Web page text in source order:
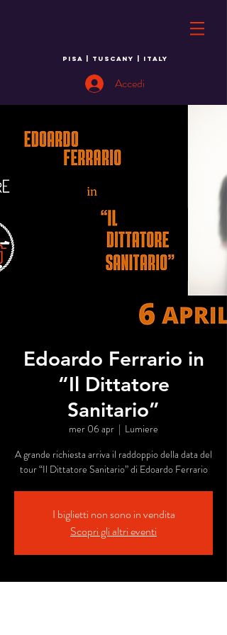
PISA | TUSCANY | ITALY
Accedi
Edoardo Ferrario in
“Il Dittatore
Sanitario”
mer 06 apr
  |
Lumiere
A grande richiesta arriva il raddoppio della data del
tour “Il Dittatore Sanitario” di Edoardo Ferrario
I biglietti non sono in vendita
Scopri gli altri eventi